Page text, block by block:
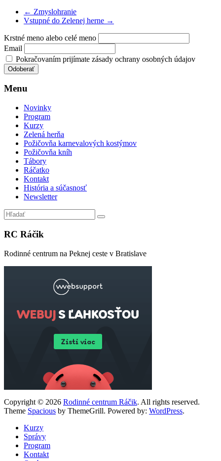
← Zmyslohranie
Vstupné do Zelenej herne →
Krstné meno alebo celé meno
Email
Pokračovaním prijímate zásady ochrany osobných údajov
Menu
Novinky
Program
Kurzy
Zelená herňa
Požičovňa karnevalových kostýmov
Požičovňa kníh
Tábory
Ráčatko
Kontakt
História a súčasnosť
Newsletter
RC Ráčik
Rodinné centrum na Peknej ceste v Bratislave
Copyright © 2026 Rodinné centrum Ráčik. All rights reserved.
Theme Spacious by ThemeGrill. Powered by: WordPress.
Kurzy
Správy
Program
Kontakt